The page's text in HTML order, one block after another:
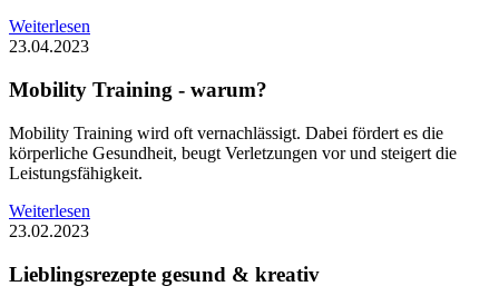
Weiterlesen
23.04.2023
Mobility Training - warum?
Mobility Training wird oft vernachlässigt. Dabei fördert es die
körperliche Gesundheit, beugt Verletzungen vor und steigert die
Leistungsfähigkeit.
Weiterlesen
23.02.2023
Lieblingsrezepte gesund & kreativ